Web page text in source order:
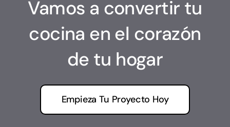
Vamos a convertir tu
cocina en el corazón
de tu hogar
Empieza Tu Proyecto Hoy